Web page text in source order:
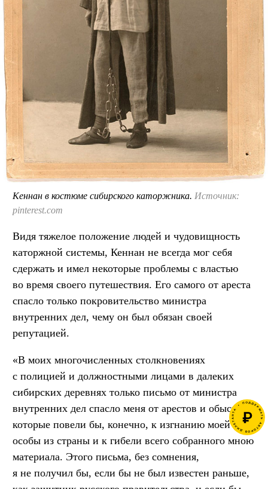
Кеннан в костюме сибирского каторжника. Источник:
pinterest.com
Видя тяжелое положение людей и чудовищность
каторжной системы, Кеннан не всегда мог себя
сдержать и имел некоторые проблемы с властью
во время своего путешествия. Его самого от ареста
спасло только покровительство министра
внутренних дел, чему он был обязан своей
репутацией.
«В моих многочисленных столкновениях
с полицией и должностными лицами в далеких
сибирских деревнях только письмо от министра
внутренних дел спасло меня от арестов и обысков,
которые повели бы, конечно, к изгнанию моей
особы из страны и к гибели всего собранного мною
материала. Этого письма, без сомнения,
я не получил бы, если бы не был известен раньше,